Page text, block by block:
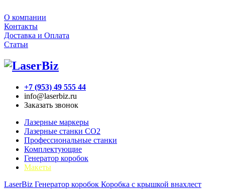
О компании
Контакты
Доставка и Оплата
Статьи
+7 (953) 49 555 44
info@laserbiz.ru
Заказать звонок
Лазерные маркеры
Лазерные станки CO2
Профессиональные станки
Комплектующие
Генератор коробок
Макеты
LaserBiz Генератор коробок Коробка с крышкой внахлест